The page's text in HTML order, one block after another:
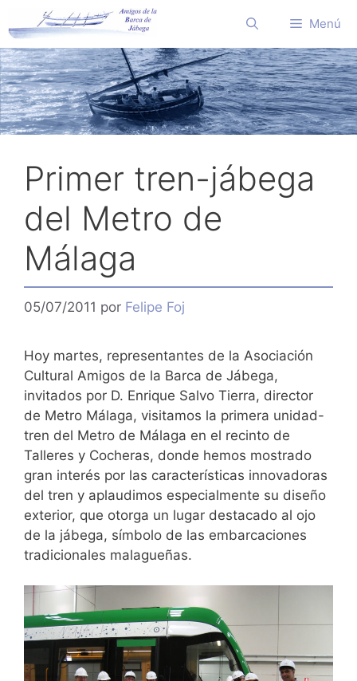
al
contenido
Menú
Primer tren-jábega
del Metro de
Málaga
05/07/2011 por Felipe Foj
Hoy martes, representantes de la Asociación
Cultural Amigos de la Barca de Jábega,
invitados por D. Enrique Salvo Tierra, director
de Metro Málaga, visitamos la primera unidad-
tren del Metro de Málaga en el recinto de
Talleres y Cocheras, donde hemos mostrado
gran interés por las características innovadoras
del tren y aplaudimos especialmente su diseño
exterior, que otorga un lugar destacado al ojo
de la jábega, símbolo de las embarcaciones
tradicionales malagueñas.